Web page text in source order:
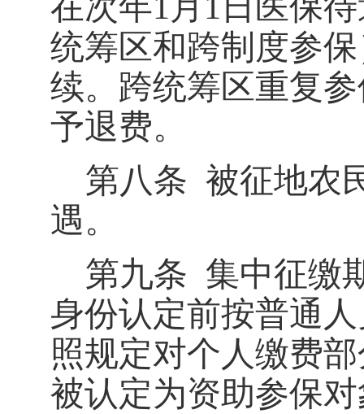
统筹区和跨制度参
续。跨统筹区重复
予退费。
第八条 被征地农
遇。
第九条 集中征缴
身份认定前按普通
照规定对个人缴费
被认定为资助参保